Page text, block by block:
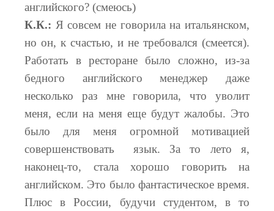
английского? (смеюсь)
К.К.: Я совсем не говорила на итальянском,
но он, к счастью, и не требовался (смеется).
Работать в ресторане было сложно, из-за
бедного английского менеджер даже
несколько раз мне говорила, что уволит
меня, если на меня еще будут жалобы. Это
было для меня огромной мотивацией
совершенствовать язык. За то лето я,
наконец-то, стала хорошо говорить на
английском. Это было фантастическое время.
Плюс в России, будучи студентом, в то